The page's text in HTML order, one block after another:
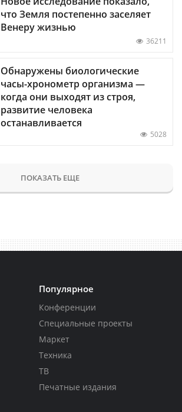
что Земля постепенно заселяет
Венеру жизнью
36211
Обнаружены биологические
часы-хронометр организма —
когда они выходят из строя,
развитие человека
останавливается
5028
ПОКАЗАТЬ ЕЩЕ
Популярное
Конференции
Специальные проекты
Маркет
Техника
ТВ
Печатные издания